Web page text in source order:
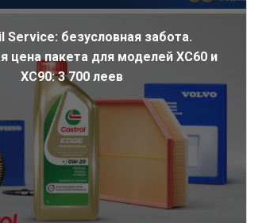
Service: безусловная забота.
цена пакета для моделей XC60 и
XC90: 3 700 леев